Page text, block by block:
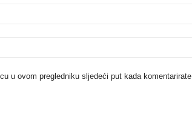
u ovom pregledniku sljedeći put kada komentarirate.